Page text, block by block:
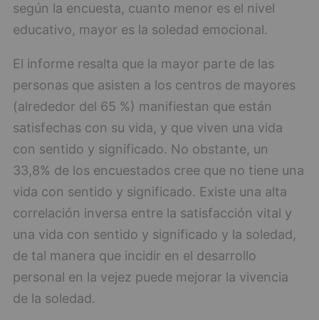
según la encuesta, cuanto menor es el nivel
educativo, mayor es la soledad emocional.
El informe resalta que la mayor parte de las
personas que asisten a los centros de mayores
(alrededor del 65 %) manifiestan que están
satisfechas con su vida, y que viven una vida
con sentido y significado. No obstante, un
33,8% de los encuestados cree que no tiene una
vida con sentido y significado. Existe una alta
correlación inversa entre la satisfacción vital y
una vida con sentido y significado y la soledad,
de tal manera que incidir en el desarrollo
personal en la vejez puede mejorar la vivencia
de la soledad.